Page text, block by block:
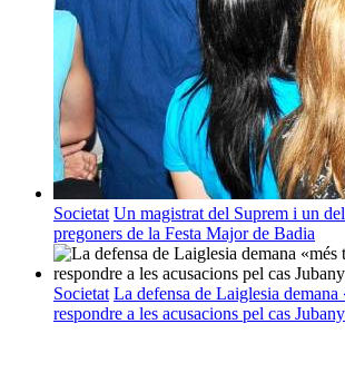
Societat Un magistrat del Suprem i un
pregoners de la Festa Major de Badia
Societat La defensa de Laiglesia demana
respondre a les acusacions pel cas Jubany